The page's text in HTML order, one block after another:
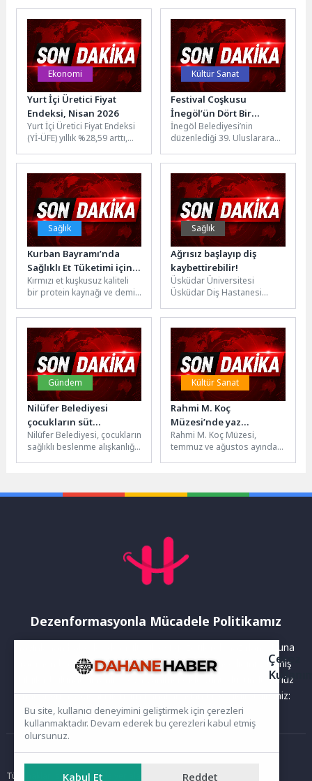
kapsamında düzenlenen
“Sokaklar Bizim”
projesinde...
kuraklık tehlikesine karşı
uygulamaya koyduğu
Kurakçıl Peyzaj Projesi...
Ekonomi
Yurt İçi Üretici Fiyat
Endeksi, Nisan 2026
Yurt İçi Üretici Fiyat Endeksi
(Yİ-ÜFE) yıllık %28,59 arttı,
(2003=100) 2026 yılı...
Kültür Sanat
Festival Coşkusu
İnegöl’ün Dört Bir
Yanında
İnegöl Belediyesi’nin
düzenlediği 39. Uluslararası
park gösterileriyle şehrin
dört bir yanına...
Sağlık
Kurban Bayramı’nda
Sağlıklı Et Tüketimi için 5
Öneri!
Kırmızı et kuşkusuz kaliteli
bir protein kaynağı ve demir,
da değerli...
Sağlık
Ağrısız başlayıp diş
kaybettirebilir!
Üsküdar Üniversitesi
Üsküdar Diş Hastanesi
Öğr. Üyesi Nihal Bahar, diş
eti hastalıklarının...
Gündem
Nilüfer Belediyesi
çocukların süt
tüketimini destekliyor
Nilüfer Belediyesi, çocukların
sağlıklı beslenme alışkanlığı
Şubesi...
Kültür Sanat
Rahmi M. Koç
Müzesi’nde yaz
atölyeleri başlıyor: Küçük
kaşifler hem eğlenecek
hem öğrenecek
Rahmi M. Koç Müzesi,
temmuz ve ağustos ayında
Dezenformasyonla Mücadele Politikamız
Yayınlanan haberler doğruluk ilkesi gözetilerek hazırlanır. Buna
rağmen bazı içeriklerde eksik, hatalı veya güncelliğini yitirmiş
bilgiler bulunabilir.Yanlış veya yanıltıcı olduğunu düşündüğünüz
haberleri aşağıdaki iletişim kanallarından bize bildirebilirsiniz:
Ana Sayfa
Tüm hakları saklıdır. Sitede yer alan içerikler izinsiz kopyalanamaz,
Çerez
Bu site, kullanıcı deneyimini geliştirmek için çerezleri
kullanmaktadır. Devam ederek bu çerezleri kabul etmiş
olursunuz.
Kabul Et Reddet